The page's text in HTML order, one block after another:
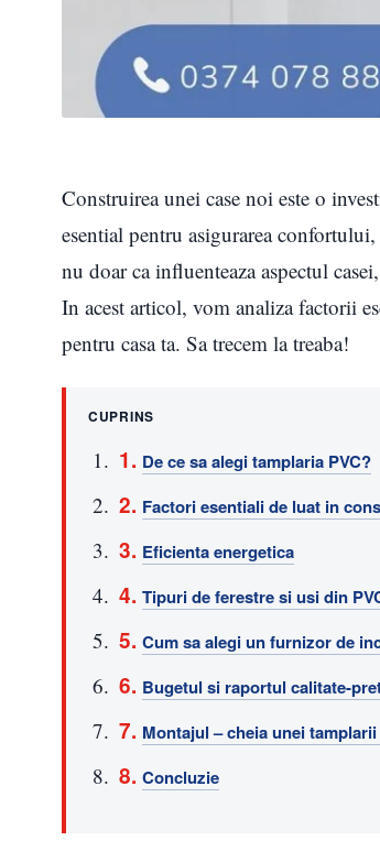
Construirea unei case noi este o
esential pentru asigurarea
nu doar ca influenteaza aspectul
In acest articol, vom analiza factorii
pentru casa ta. Sa trecem la treaba!
CUPRINS
De ce sa alegi tamplaria PVC?
Factori esentiali de luat in
Eficienta energetica
Tipuri de ferestre si usi din
Cum sa alegi un furnizor de
Bugetul si raportul calitate-
Montajul – cheia unei
Concluzie